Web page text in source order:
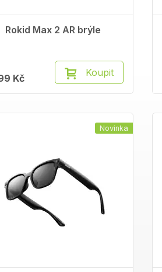
Rokid Max 2 AR brýle
Kč Koupit
Novinka